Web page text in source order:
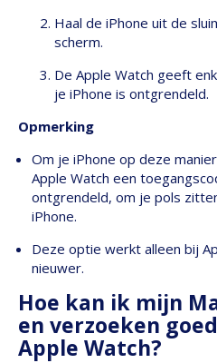
Haal de iPhone uit de
scherm.
De Apple Watch geeft
je iPhone is ontgrendeld.
Opmerking
Om je iPhone op deze
Apple Watch een
ontgrendeld, om je pols
iPhone.
Deze optie werkt alleen bij
nieuwer.
Hoe kan ik mijn
en verzoeken
Apple Watch?